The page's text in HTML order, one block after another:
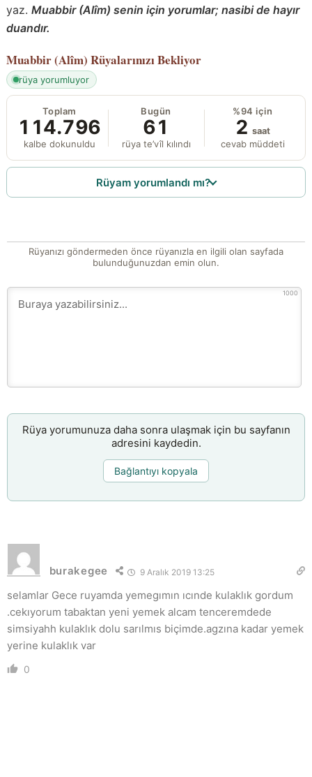
yaz. Muabbir (Alîm) senin için yorumlar; nasibi de hayır
duandır.
Muabbir (Alîm) Rüyalarınızı Bekliyor
rüya yorumluyor
Toplam
114.796
kalbe dokunuldu
Bugün
61
rüya te’vîl kılındı
%94 için
2 saat
cevab müddeti
Rüyam yorumlandı mı?
Rüyanızı göndermeden önce rüyanızla en ilgili olan sayfada
bulunduğunuzdan emin olun.
1000
Rüya yorumunuza daha sonra ulaşmak için bu sayfanın
adresini kaydedin.
Bağlantıyı kopyala
burakegee 9 Aralık 2019 13:25
selamlar Gece ruyamda yemegımın ıcınde kulaklık gordum
.cekıyorum tabaktan yeni yemek alcam tenceremdede
simsiyahh kulaklık dolu sarılmıs biçimde.agzına kadar yemek
yerine kulaklık var
0